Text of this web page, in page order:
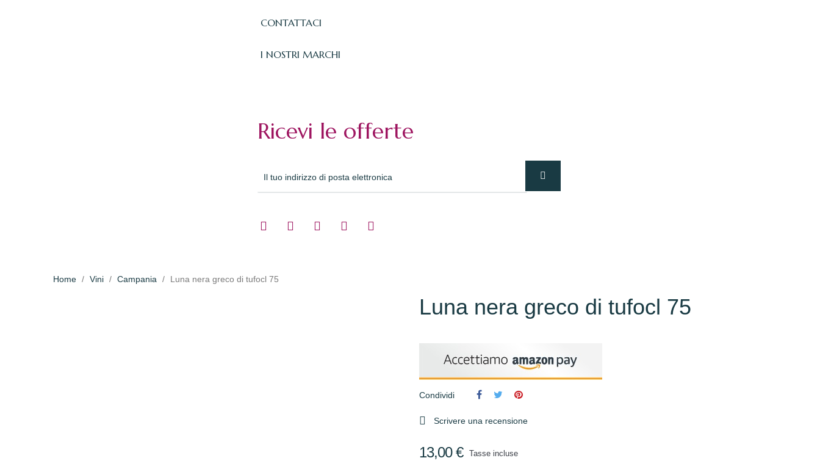
CONTATTACI
I NOSTRI MARCHI
Ricevi le offerte
Home Vini Campania Luna nera greco di tufocl 75
Luna nera greco di tufocl 75
Condividi
 Scrivere una recensione
13,00 € Tasse incluse